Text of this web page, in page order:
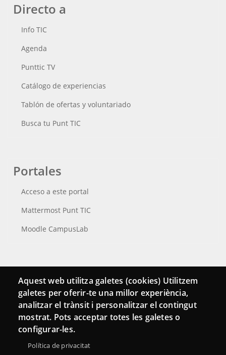
Directo a
Info TIC
Agenda
Punttic TV
Catálogo de experiencias
Tablón de ofertas y voluntariado
Busca tu Punt TIC
Portales
Acceso a este portal
Mattermost Punt TIC
Moodle CampusLab
Conecta
Contacto
Hemeroteca
Aquest web utilitza galetes (cookies) Utilitzem
galetes per oferir-te una millor experiència,
analitzar el trànsit i personalitzar el contingut
mostrat. Pots acceptar totes les galetes o
configurar-les.
Política de privacitat